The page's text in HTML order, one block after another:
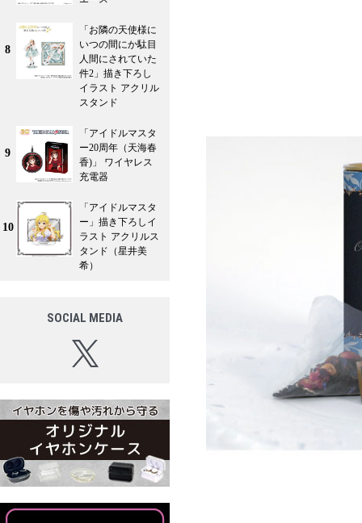
8
「お隣の天使様に
いつの間にか駄目
人間にされていた
件2」描き下ろし
イラスト アクリル
スタンド
9
「アイドルマスタ
ー20周年（天海春
香)」 ワイヤレス
充電器
10
「アイドルマスタ
ー」描き下ろしイ
ラスト アクリルス
タンド（星井美
希）
SOCIAL MEDIA